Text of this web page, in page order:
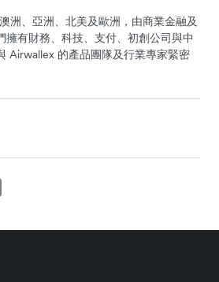
洲、亞洲、北美及歐洲，由商業金融及
擁有財務、科技、支付、初創公司與中
Airwallex 的產品團隊及行業專家緊密